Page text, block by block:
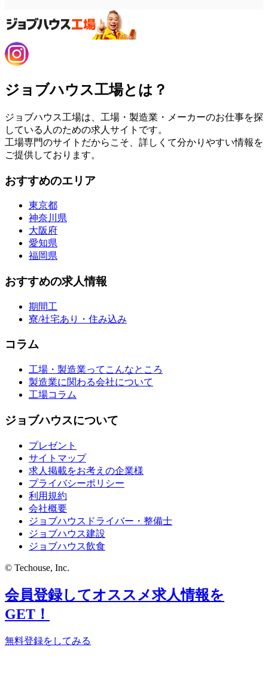
ジョブハウス工場とは？
ジョブハウス工場は、工場・製造業・メーカーのお仕事を探
している人のための求人サイトです。
工場専門のサイトだからこそ、詳しくて分かりやすい情報を
ご提供しております。
おすすめのエリア
東京都
神奈川県
大阪府
愛知県
福岡県
おすすめの求人情報
期間工
寮/社宅あり・住み込み
コラム
工場・製造業ってこんなところ
製造業に関わる会社について
工場コラム
ジョブハウスについて
プレゼント
サイトマップ
求人掲載をお考えの企業様
プライバシーポリシー
利用規約
会社概要
ジョブハウスドライバー・整備士
ジョブハウス建設
ジョブハウス飲食
© Techouse, Inc.
会員登録してオススメ求人情報を
GET！
無料登録をしてみる